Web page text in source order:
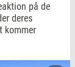
på de
deres
kommer